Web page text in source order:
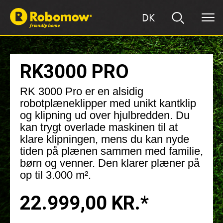
DK
RK3000 PRO
RK 3000 Pro er en alsidig
robotplæneklipper med unikt kantklip
og klipning ud over hjulbredden. Du
kan trygt overlade maskinen til at
klare klipningen, mens du kan nyde
tiden på plænen sammen med familie,
børn og venner. Den klarer plæner på
op til 3.000 m².
22.999,00 KR.*